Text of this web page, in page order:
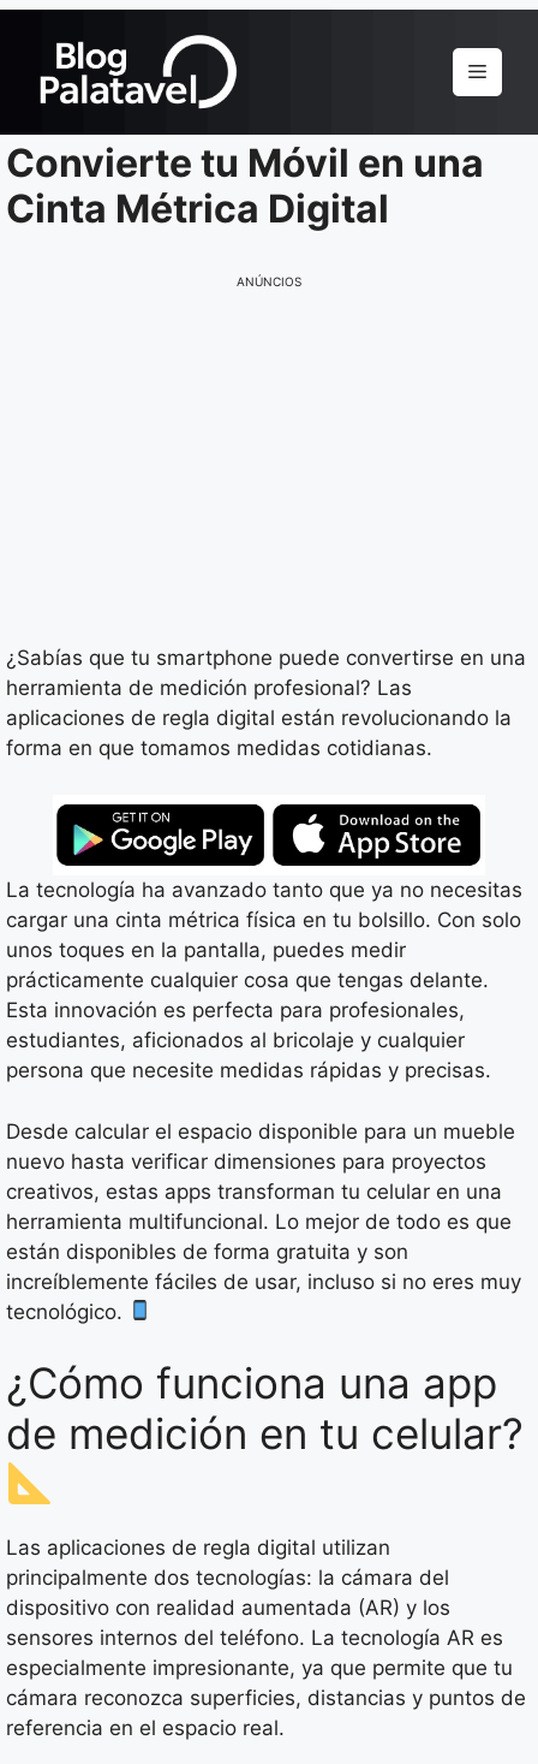
Menu
Convierte tu Móvil en una
Cinta Métrica Digital
ANÚNCIOS
¿Sabías que tu smartphone puede convertirse en una
herramienta de medición profesional? Las
aplicaciones de regla digital están revolucionando la
forma en que tomamos medidas cotidianas.
La tecnología ha avanzado tanto que ya no necesitas
cargar una cinta métrica física en tu bolsillo. Con solo
unos toques en la pantalla, puedes medir
prácticamente cualquier cosa que tengas delante.
Esta innovación es perfecta para profesionales,
estudiantes, aficionados al bricolaje y cualquier
persona que necesite medidas rápidas y precisas.
Desde calcular el espacio disponible para un mueble
nuevo hasta verificar dimensiones para proyectos
creativos, estas apps transforman tu celular en una
herramienta multifuncional. Lo mejor de todo es que
están disponibles de forma gratuita y son
increíblemente fáciles de usar, incluso si no eres muy
tecnológico.
¿Cómo funciona una app
de medición en tu celular?
Las aplicaciones de regla digital utilizan
principalmente dos tecnologías: la cámara del
dispositivo con realidad aumentada (AR) y los
sensores internos del teléfono. La tecnología AR es
especialmente impresionante, ya que permite que tu
cámara reconozca superficies, distancias y puntos de
referencia en el espacio real.